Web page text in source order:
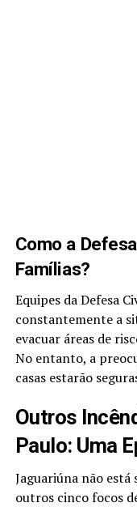
Como a
Famílias?
Equipes da Defesa
constantemente a
evacuar áreas de
No entanto, a
casas estarão
Outros
Paulo: Uma
Jaguariúna não
outros cinco focos